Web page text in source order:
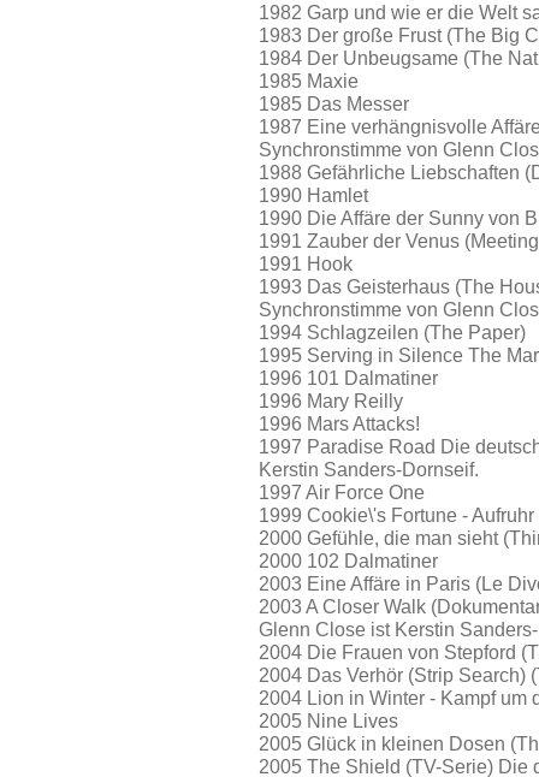
1982 Garp und wie er die Welt
1983 Der große Frust (The Big
1984 Der Unbeugsame (The
1985 Maxie
1985 Das Messer
1987 Eine verhängnisvolle
Synchronstimme von Glenn
1988 Gefährliche Liebschaften
1990 Hamlet
1990 Die Affäre der Sunny von
1991 Zauber der Venus
1991 Hook
1993 Das Geisterhaus (The
Synchronstimme von Glenn
1994 Schlagzeilen (The Paper)
1995 Serving in Silence The
1996 101 Dalmatiner
1996 Mary Reilly
1996 Mars Attacks!
1997 Paradise Road Die
Kerstin Sanders-Dornseif.
1997 Air Force One
1999 Cookie\'s Fortune -
2000 Gefühle, die man sieht
2000 102 Dalmatiner
2003 Eine Affäre in Paris (Le
2003 A Closer Walk
Glenn Close ist Kerstin
2004 Die Frauen von Stepford
2004 Das Verhör (Strip Search)
2004 Lion in Winter - Kampf um
2005 Nine Lives
2005 Glück in kleinen Dosen
2005 The Shield (TV-Serie) Die